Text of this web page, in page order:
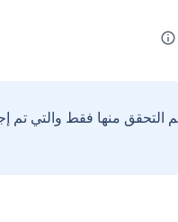
التحقق منها فقط والتي تم